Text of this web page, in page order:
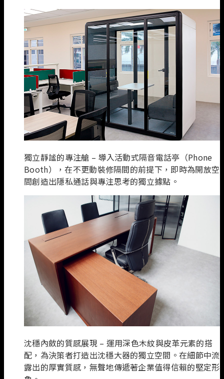
獨立靜謐的專注艙 – 導入活動式隔音電話亭（Phone
Booth），在不更動裝修隔間的前提下，即時為開放空
間創造出隱私通話與專注思考的獨立據點。
沈穩內斂的質感展現 – 運用深色木紋與皮革元素的搭
配，為決策者打造出沈穩大器的獨立空間。在細節中流
露出的厚實質感，無聲地傳遞著企業值得信賴的堅定形